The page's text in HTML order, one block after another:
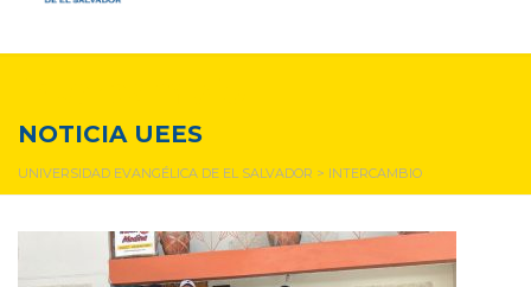
NOTICIA UEES
UNIVERSIDAD EVANGÉLICA DE EL SALVADOR > INTERCAMBIO